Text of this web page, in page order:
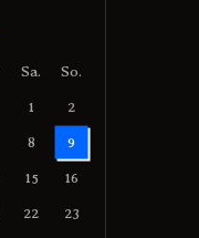
Sa. So.
1 2
8 9
15 16
22 23